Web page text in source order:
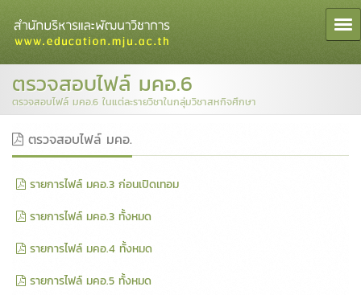
ตรวจสอบไฟล์ มคอ.6
ตรวจสอบไฟล์ มคอ.6 ในแต่ละรายวิชาในกลุ่มวิชาสหกิจศึกษา
ตรวจสอบไฟล์ มคอ.
รายการไฟล์ มคอ.3 ก่อนเปิดเทอม
รายการไฟล์ มคอ.3 ทั้งหมด
รายการไฟล์ มคอ.4 ทั้งหมด
รายการไฟล์ มคอ.5 ทั้งหมด